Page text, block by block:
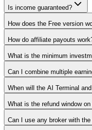
Is income guaranteed?
How does the Free version
How do affiliate payouts
What is the minimum
Can I combine multiple
When will the AI Terminal
What is the refund window
Can I use any broker with